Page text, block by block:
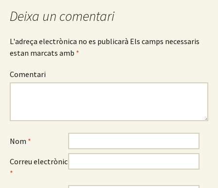
Deixa un comentari
L'adreça electrònica no es publicarà Els camps necessaris
estan marcats amb *
Comentari
Nom *
Correu electrònic
*